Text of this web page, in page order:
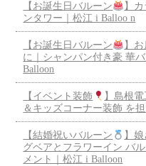
【お誕生日バルーン
】
ンタワー｜松江 i Balloo n
【お誕生日バルーン
】
に｜シャンパン付き豪 華
Balloon
【イベント装飾
】島根
＆キッズコーナー装飾 を
【結婚祝いバルーン
】
グベアとフラワーイン バ
メント｜松江 i Balloon